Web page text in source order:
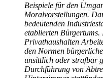
Beispiele für den
Moralvorstellungen.
bedeutenden
etablierten
Privathaushalten
den Normen
unsittlich oder strafbar
Durchführung von